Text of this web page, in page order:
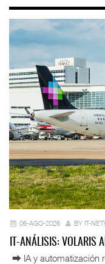
06-AGO-2026 BY IT-
IT-ANÁLISIS: VOLARIS
⮕ IA y automatización